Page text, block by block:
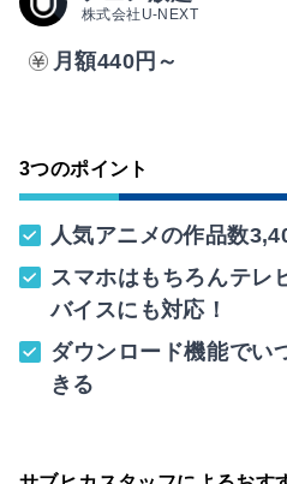
株式会社U-NEXT
月額440円～
3つのポイント
人気アニメの作品数
スマホはもちろんテレ
バイスにも対応！
ダウンロード機能でい
きる